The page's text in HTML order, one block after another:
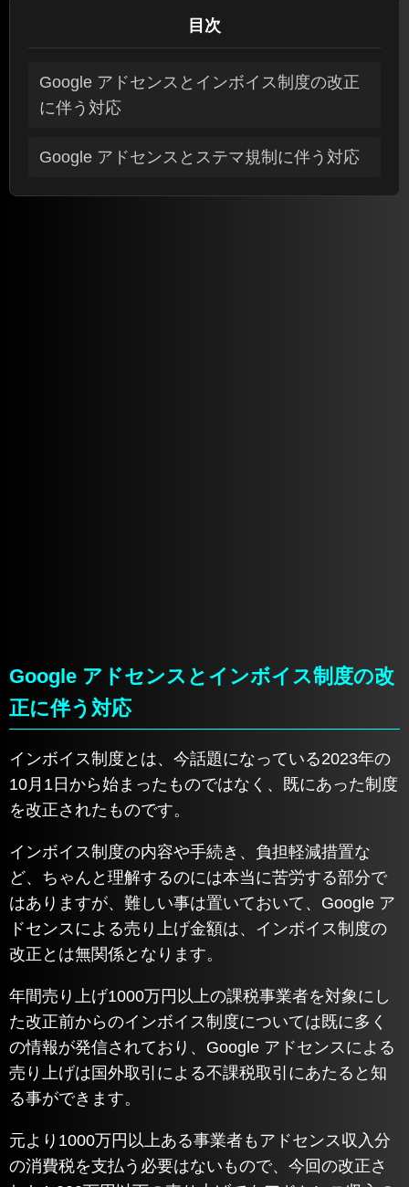
目次
Google アドセンスとインボイス制度の改正
に伴う対応
Google アドセンスとステマ規制に伴う対応
Google アドセンスとインボイス制度の改
正に伴う対応
インボイス制度とは、今話題になっている2023年の
10月1日から始まったものではなく、既にあった制度
を改正されたものです。
インボイス制度の内容や手続き、負担軽減措置な
ど、ちゃんと理解するのには本当に苦労する部分で
はありますが、難しい事は置いておいて、Google ア
ドセンスによる売り上げ金額は、インボイス制度の
改正とは無関係となります。
年間売り上げ1000万円以上の課税事業者を対象にし
た改正前からのインボイス制度については既に多く
の情報が発信されており、Google アドセンスによる
売り上げは国外取引による不課税取引にあたると知
る事ができます。
元より1000万円以上ある事業者もアドセンス収入分
の消費税を支払う必要はないもので、今回の改正さ